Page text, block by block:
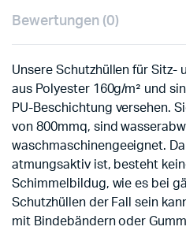
Bewertungen (0)
Unsere Schutzhüllen für Sitz-
aus Polyester 160g/m² und
PU-Beschichtung versehen.
von 800mmq, sind
waschmaschinengeeignet.
atmungsaktiv ist, besteht
Schimmelbildug, wie es bei
Schutzhüllen der Fall sein
mit Bindebändern oder